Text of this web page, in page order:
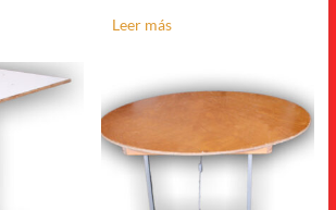
Leer más